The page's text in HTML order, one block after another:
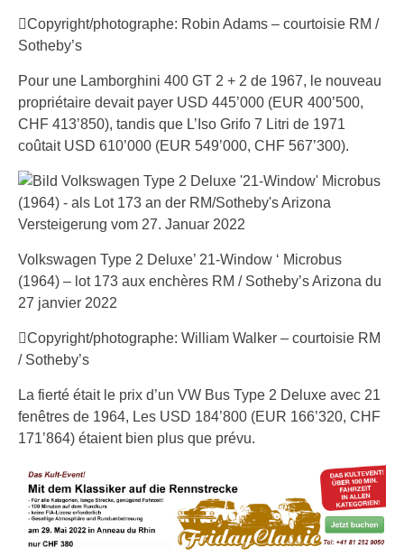
Copyright/photographe: Robin Adams – courtoisie RM /
Sotheby’s
Pour une Lamborghini 400 GT 2 + 2 de 1967, le nouveau
propriétaire devait payer USD 445’000 (EUR 400’500,
CHF 413’850), tandis que L’Iso Grifo 7 Litri de 1971
coûtait USD 610’000 (EUR 549’000, CHF 567’300).
Volkswagen Type 2 Deluxe’ 21-Window ‘ Microbus
(1964) – lot 173 aux enchères RM / Sotheby’s Arizona du
27 janvier 2022
Copyright/photographe: William Walker – courtoisie RM
/ Sotheby’s
La fierté était le prix d’un VW Bus Type 2 Deluxe avec 21
fenêtres de 1964, Les USD 184’800 (EUR 166’320, CHF
171’864) étaient bien plus que prévu.